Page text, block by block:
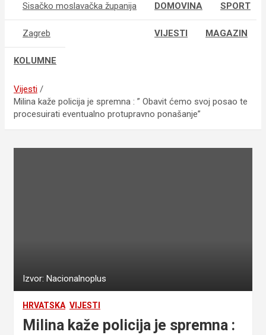
Sisačko moslavačka županija
Zagreb
DOMOVINA SPORT
VIJESTI MAGAZIN
KOLUMNE
Vijesti
Milina kaže policija je spremna : ” Obavit ćemo svoj posao te
procesuirati eventualno protupravno ponašanje”
Izvor: Nacionalnoplus
HRVATSKA VIJESTI
Milina kaže policija je spremna :